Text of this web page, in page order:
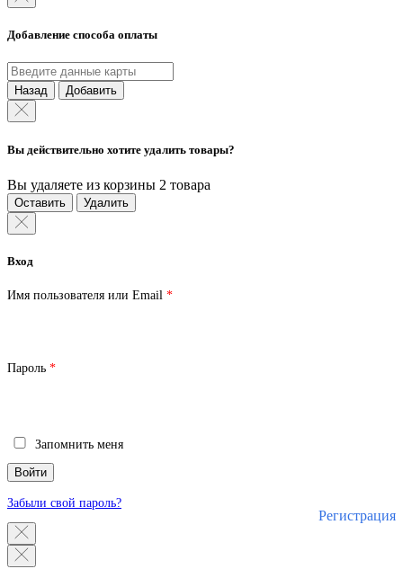
Добавление способа оплаты
Назад Добавить
Вы действительно хотите удалить товары?
Вы удаляете из корзины 2 товара
Оставить Удалить
Вход
Имя пользователя или Email *Обязательно
Пароль *Обязательно
Запомнить меня
Войти
Забыли свой пароль?
Регистрация